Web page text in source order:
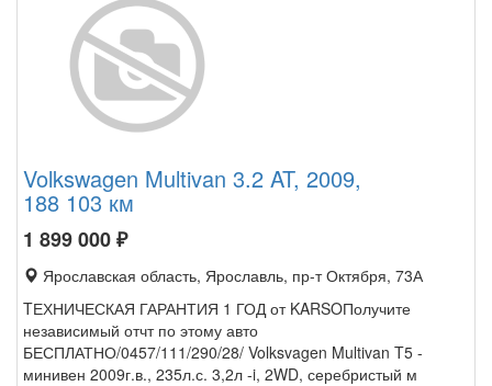
Volkswagen Multivan 3.2 AT, 2009,
188 103 км
1 899 000₽
Ярославская область, Ярославль, пр-т Октября, 73А
TЕХНИЧЕСКАЯ ГАРАНТИЯ 1 ГОД от KARSOПолучите
независимый отчт по этому авто
БЕСПЛАТНО/0457/111/290/28/ Volksvagen Multivan T5 -
минивен 2009г.в., 235л.с. 3,2л -i, 2WD, серебристый м